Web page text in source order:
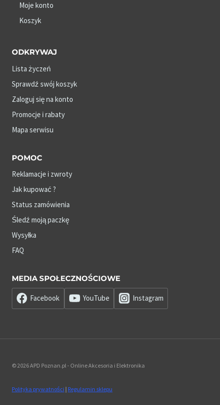
Moje konto
Koszyk
ODKRYWAJ
Lista życzeń
Sprawdź swój koszyk
Zaloguj się na konto
Promocje i rabaty
Mapa serwisu
POMOC
Reklamacje i zwroty
Jak kupować ?
Status zamówienia
Śledź moją paczkę
Wysyłka
FAQ
MEDIA SPOŁECZNOŚCIOWE
Facebook YouTube Instagram
© 2026 APD Poznan.pl - Online Akcesoria i Elektronika
Polityka prywatności | Regulamin sklepu